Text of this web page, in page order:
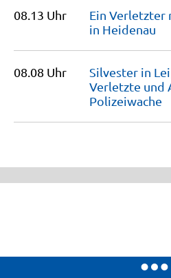
08.13 Uhr
Ein Verletzter
in Heidenau
08.08 Uhr
Silvester in
Verletzte und
Polizeiwache